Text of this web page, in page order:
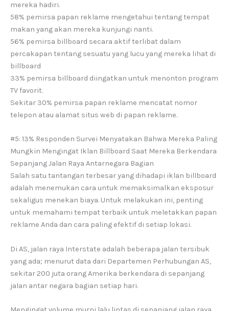
mereka hadiri.
58% pemirsa papan reklame mengetahui tentang tempat
makan yang akan mereka kunjungi nanti.
56% pemirsa billboard secara aktif terlibat dalam
percakapan tentang sesuatu yang lucu yang mereka lihat di
billboard
33% pemirsa billboard diingatkan untuk menonton program
TV favorit.
Sekitar 30% pemirsa papan reklame mencatat nomor
telepon atau alamat situs web di papan reklame.
#5: 13% Responden Survei Menyatakan Bahwa Mereka Paling
Mungkin Mengingat Iklan Billboard Saat Mereka Berkendara
Sepanjang Jalan Raya Antarnegara Bagian
Salah satu tantangan terbesar yang dihadapi iklan billboard
adalah menemukan cara untuk memaksimalkan eksposur
sekaligus menekan biaya. Untuk melakukan ini, penting
untuk memahami tempat terbaik untuk meletakkan papan
reklame Anda dan cara paling efektif di setiap lokasi.
Di AS, jalan raya Interstate adalah beberapa jalan tersibuk
yang ada; menurut data dari Departemen Perhubungan AS,
sekitar 200 juta orang Amerika berkendara di sepanjang
jalan antar negara bagian setiap hari.